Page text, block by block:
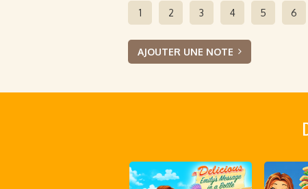
1 2 3 4 5 6
AJOUTER UNE NOTE